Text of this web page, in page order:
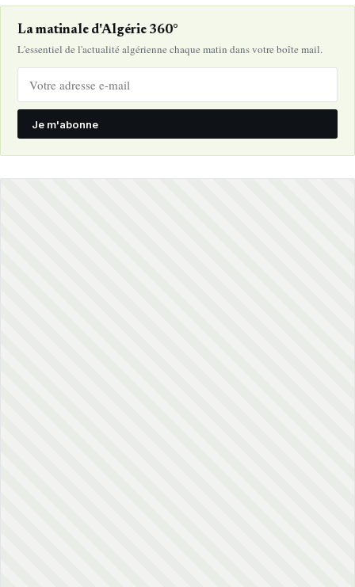
La matinale d'Algérie 360°
L'essentiel de l'actualité algérienne chaque matin dans votre boîte mail.
Je m'abonne